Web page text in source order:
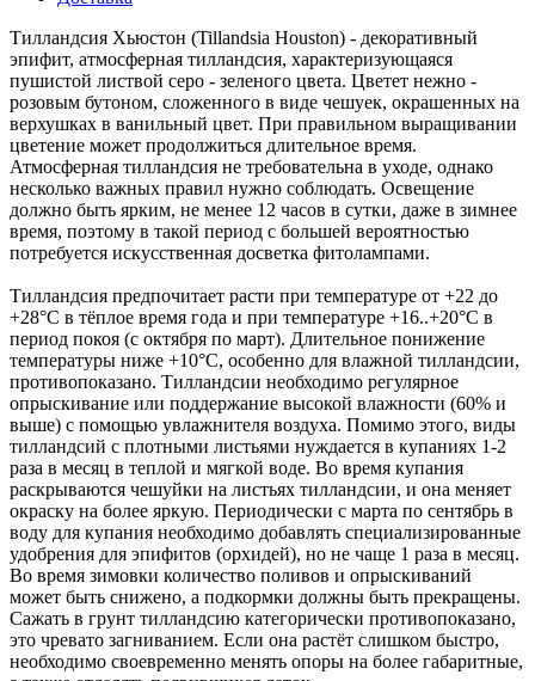
Тилландсия Хьюстон (Tillandsia Houston) - декоративный
эпифит, атмосферная тилландсия, характеризующаяся
пушистой листвой серо - зеленого цвета. Цветет нежно -
розовым бутоном, сложенного в виде чешуек, окрашенных на
верхушках в ванильный цвет. При правильном выращивании
цветение может продолжиться длительное время.
Атмосферная тилландсия не требовательна в уходе, однако
несколько важных правил нужно соблюдать. Освещение
должно быть ярким, не менее 12 часов в сутки, даже в зимнее
время, поэтому в такой период с большей вероятностью
потребуется искусственная досветка фитолампами.
Тилландсия предпочитает расти при температуре от +22 до
+28°С в тёплое время года и при температуре +16..+20°С в
период покоя (с октября по март). Длительное понижение
температуры ниже +10°С, особенно для влажной тилландсии,
противопоказано. Тилландсии необходимо регулярное
опрыскивание или поддержание высокой влажности (60% и
выше) с помощью увлажнителя воздуха. Помимо этого, виды
тилландсий с плотными листьями нуждается в купаниях 1-2
раза в месяц в теплой и мягкой воде. Во время купания
раскрываются чешуйки на листьях тилландсии, и она меняет
окраску на более яркую. Периодически с марта по сентябрь в
воду для купания необходимо добавлять специализированные
удобрения для эпифитов (орхидей), но не чаще 1 раза в месяц.
Во время зимовки количество поливов и опрыскиваний
может быть снижено, а подкормки должны быть прекращены.
Сажать в грунт тилландсию категорически противопоказано,
это чревато загниванием. Если она растёт слишком быстро,
необходимо своевременно менять опоры на более габаритные,